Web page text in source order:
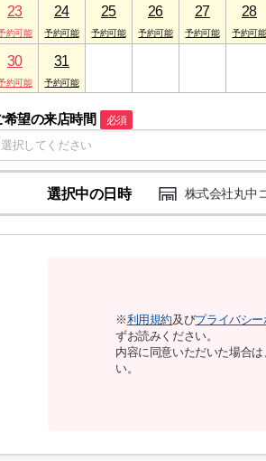
23 24 25 26 27 28
30 31
希望の来店時間 必須
選択中の日時 株式会社丸中
※利用規約及びプライバシー
ずお読みください。
内容に同意いただいた場合は
い。